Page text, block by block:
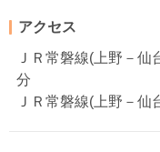
アクセス
ＪＲ常磐線(上野－
分
ＪＲ常磐線(上野－